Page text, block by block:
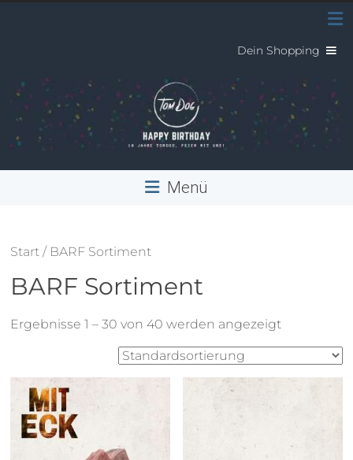
Dein Shopping
TomDog
Hundetagesstätte
Menü
Start / BARF Sortiment
BARF Sortiment
Ergebnisse 1 – 30 von 40 werden angezeigt